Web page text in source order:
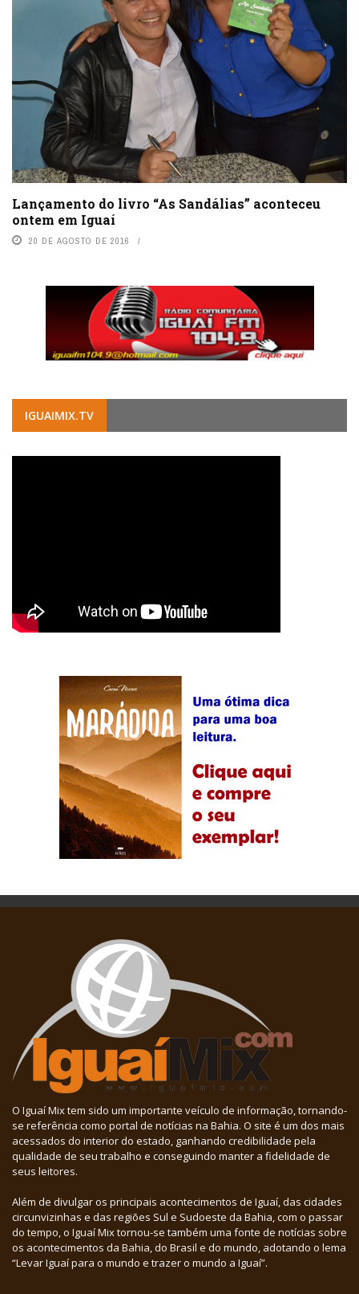
Lançamento do livro “As Sandálias” aconteceu
ontem em Iguaí
20 DE AGOSTO DE 2016
IGUAIMIX.TV
O Iguaí Mix tem sido um importante veículo de informação, tornando-
se referência como portal de notícias na Bahia. O site é um dos mais
acessados do interior do estado, ganhando credibilidade pela
qualidade de seu trabalho e conseguindo manter a fidelidade de
seus leitores.
Além de divulgar os principais acontecimentos de Iguaí, das cidades
circunvizinhas e das regiões Sul e Sudoeste da Bahia, com o passar
do tempo, o Iguaí Mix tornou-se também uma fonte de notícias sobre
os acontecimentos da Bahia, do Brasil e do mundo, adotando o lema
“Levar Iguaí para o mundo e trazer o mundo a Iguaí”.